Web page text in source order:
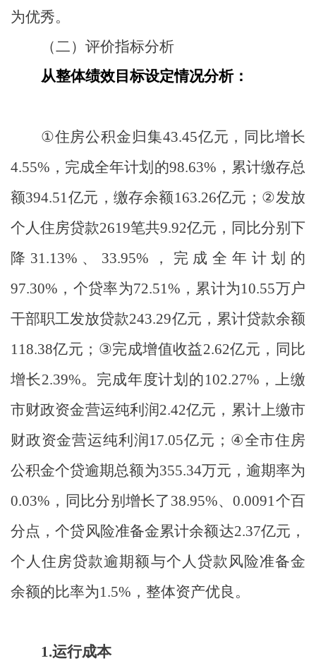
为优秀。
（二）评价指标分析
从整体绩效目标设定情况分析：
①住房公积金归集43.45亿元，同比增长
4.55% ，完成全年计划的98.63% ，累计缴存总
额394.51 亿元，缴存余额163.26亿元； ②发放
个人住房贷款2619笔共9.92亿元，同比分别下
降 31.13% 、 33.95% ，完成全年计划的
97.30% ，个贷率为72.51% ，累计为10.55万户
干部职工发放贷款243.29亿元，累计贷款余额
118.38亿元； ③完成增值收益2.62亿元，同比
增长2.39%。完成年度计划的102.27% ，上缴
市财政资金营运纯利润2.42亿元，累计上缴市
财政资金营运纯利润17.05亿元； ④全市住房
公积金个贷逾期总额为355.34万元，逾期率为
0.03% ，同比分别增长了 38.95%、0.0091 个百
分点，个贷风险准备金累计余额达2.37亿元，
个人住房贷款逾期额与个人贷款风险准备金
余额的比率为1.5% ，整体资产优良。
1.运行成本